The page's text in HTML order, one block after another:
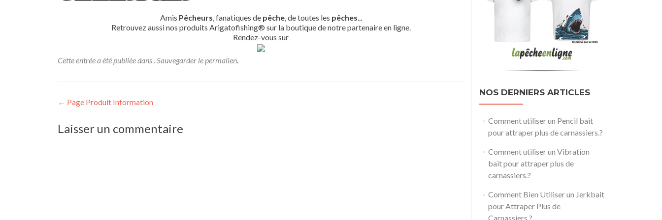
Amis Pêcheurs, fanatiques de pêche, de toutes les pêches...
Retrouvez aussi nos produits Arigatofishing® sur la boutique de notre partenaire en ligne.
Rendez-vous sur
Cette entrée a été publiée dans . Sauvegarder lepermalien.
Navigation
de
l’article
← Page Produit Information
Laisser un commentaire
NOS DERNIERS ARTICLES
Comment utiliser un Pencil bait
pour attraper plus de carnassiers.?
Comment utiliser un Vibration
bait pour attraper plus de
carnassiers.?
Comment Bien Utiliser un Jerkbait
pour Attraper Plus de
Carnassiers.?